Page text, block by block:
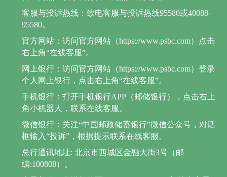
客服与投诉热线：致电客服与投诉热线95580或40088-
95580。
官方网站：访问官方网站（https://www.psbc.com）点击
右上角“在线客服”。
网上银行：访问官方网站（https://www.psbc.com）登录
个人网上银行，点击右上角“在线客服”。
手机银行：打开手机银行APP（邮储银行），点击右上
角小机器人，联系在线客服。
微信银行：关注“中国邮政储蓄银行”微信公众号，对话
框输入“投诉”，根据提示联系在线客服。
总行通讯地址: 北京市西城区金融大街3号（邮
编:100808）。